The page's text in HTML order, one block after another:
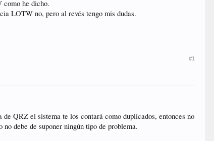
como he dicho.
LOTW no, pero al revés tengo mis dudas.
#1
QRZ el sistema te los contará como duplicados, entonces no
debe de suponer ningún tipo de problema.